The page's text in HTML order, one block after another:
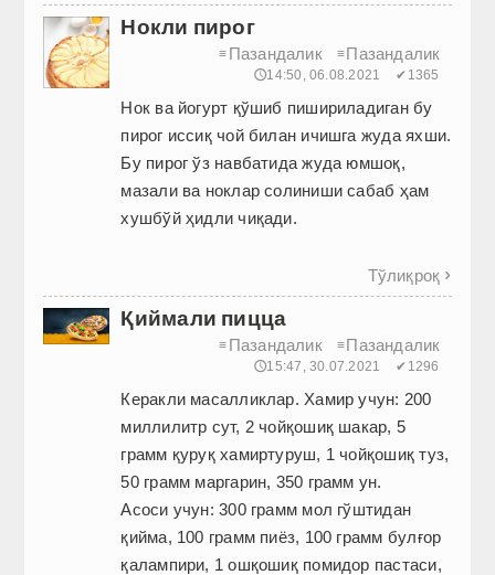
Нокли пирог
≡ Пазандалик ≡Пазандалик
🕔14:50, 06.08.2021 ✔1365
Нок ва йогурт қўшиб пишириладиган бу
пирог иссиқ чой билан ичишга жуда яхши.
Бу пирог ўз навбатида жуда юмшоқ,
мазали ва ноклар солиниши сабаб ҳам
хушбўй ҳидли чиқади.
Тўлиқроқ 
Қиймали пицца
≡ Пазандалик ≡Пазандалик
🕔15:47, 30.07.2021 ✔1296
Керакли масалликлар. Хамир учун: 200
миллилитр сут, 2 чойқошиқ шакар, 5
грамм қуруқ хамиртуруш, 1 чойқошиқ туз,
50 грамм маргарин, 350 грамм ун.
Асоси учун: 300 грамм мол гўштидан
қийма, 100 грамм пиёз, 100 грамм булғор
қалампири, 1 ошқошиқ помидор пастаси,